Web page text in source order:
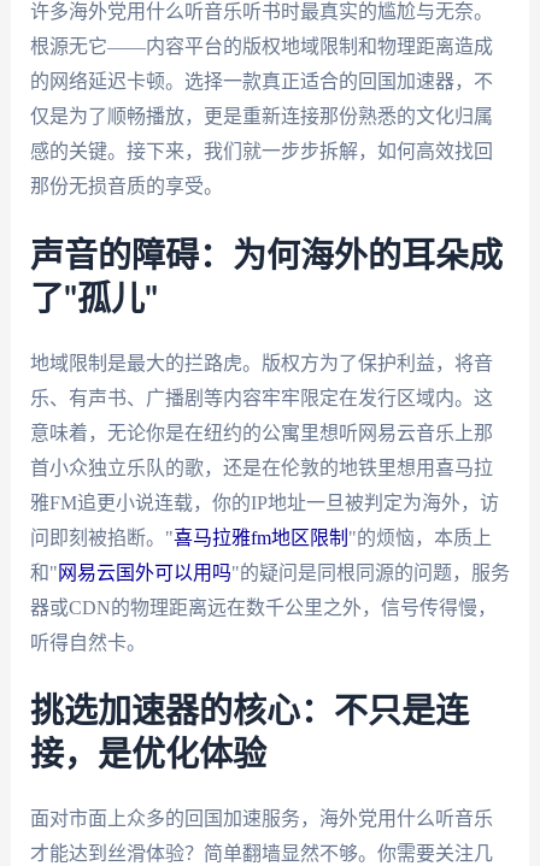
许多海外党用什么听音乐听书时最真实的尴尬与无奈。
根源无它——内容平台的版权地域限制和物理距离造成
的网络延迟卡顿。选择一款真正适合的回国加速器，不
仅是为了顺畅播放，更是重新连接那份熟悉的文化归属
感的关键。接下来，我们就一步步拆解，如何高效找回
那份无损音质的享受。
声音的障碍：为何海外的耳朵成
了"孤儿"
地域限制是最大的拦路虎。版权方为了保护利益，将音
乐、有声书、广播剧等内容牢牢限定在发行区域内。这
意味着，无论你是在纽约的公寓里想听网易云音乐上那
首小众独立乐队的歌，还是在伦敦的地铁里想用喜马拉
雅FM追更小说连载，你的IP地址一旦被判定为海外，访
问即刻被掐断。"喜马拉雅fm地区限制 "的烦恼，本质上
和" 网易云国外可以用吗"的疑问是同根同源的问题，服务
器或CDN的物理距离远在数千公里之外，信号传得慢，
听得自然卡。
挑选加速器的核心：不只是连
接，是优化体验
面对市面上众多的回国加速服务，海外党用什么听音乐
才能达到丝滑体验？简单翻墙显然不够。你需要关注几